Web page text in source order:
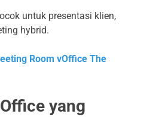
untuk presentasi klien,
hybrid.
Room vOffice The
yang